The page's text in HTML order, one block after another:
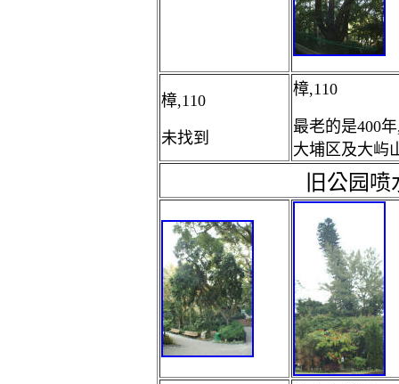
樟,110
未找到
樟,110
最老的是400
大埔区及大屿
旧公园